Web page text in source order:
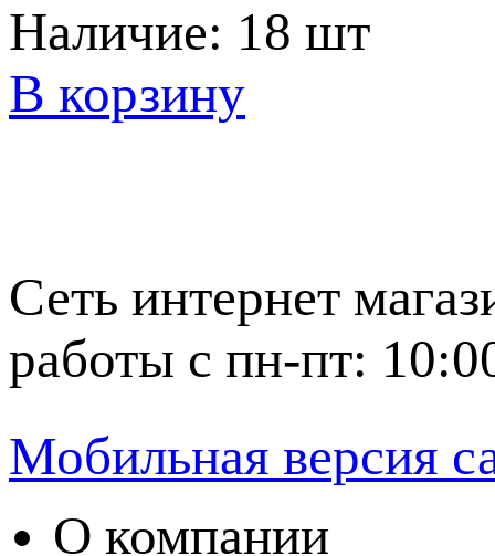
Наличие: 18 шт
В корзину
Сеть интернет
работы с пн-пт:
Мобильная версия
О компании